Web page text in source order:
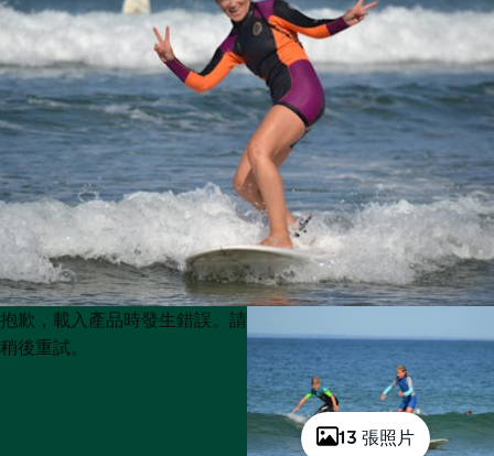
13 張照片
Product
List
Product
List
抱歉，載入產品時發生錯誤。請
稍後重試。